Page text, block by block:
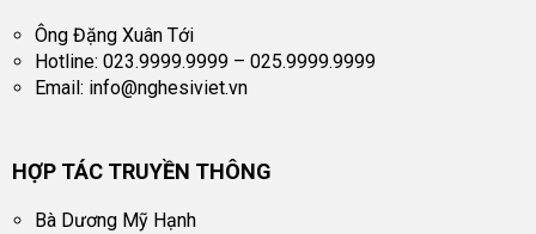
Ông Đặng Xuân Tới
Hotline: 023.9999.9999 – 025.9999.9999
Email: info@nghesiviet.vn
HỢP TÁC TRUYỀN THÔNG
Bà Dương Mỹ Hạnh